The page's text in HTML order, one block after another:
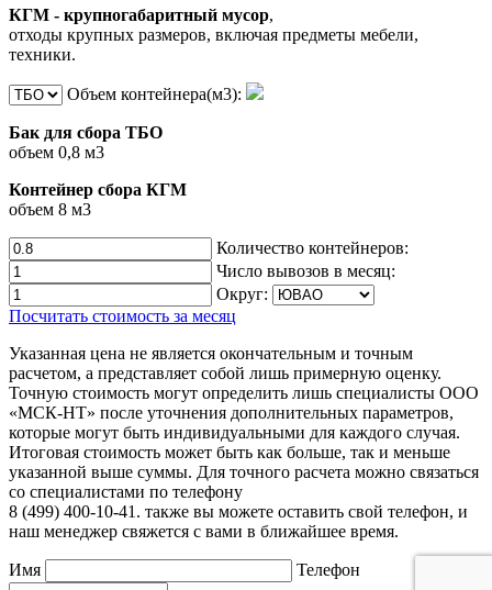
КГМ - крупногабаритный мусор,
отходы крупных размеров, включая предметы мебели,
техники.
Объем контейнера(м3):
Бак для сбора ТБО
объем 0,8 м3
Контейнер сбора КГМ
объем 8 м3
Количество контейнеров:
Число вывозов в месяц:
Округ:
Посчитать стоимость за месяц
Указанная цена не является окончательным и точным
расчетом, а представляет собой лишь примерную оценку.
Точную стоимость могут определить лишь специалисты ООО
«МСК-НТ» после уточнения дополнительных параметров,
которые могут быть индивидуальными для каждого случая.
Итоговая стоимость может быть как больше, так и меньше
указанной выше суммы. Для точного расчета можно связаться
со специалистами по телефону
8 (499) 400-10-41. также вы можете оставить свой телефон, и
наш менеджер свяжется с вами в ближайшее время.
Имя Телефон